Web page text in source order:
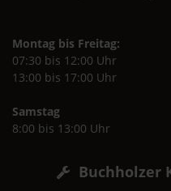
Montag bis Freitag:
07:30 bis 12:00 Uhr
13:00 bis 17:00 Uhr
Samstag
8:00 bis 13:00 Uhr
Buchholzer